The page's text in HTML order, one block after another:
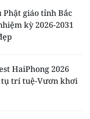
giáo tỉnh Bắc
kỳ 2026-2031
HaiPhong 2026
tụ trí tuệ-Vươn khơi